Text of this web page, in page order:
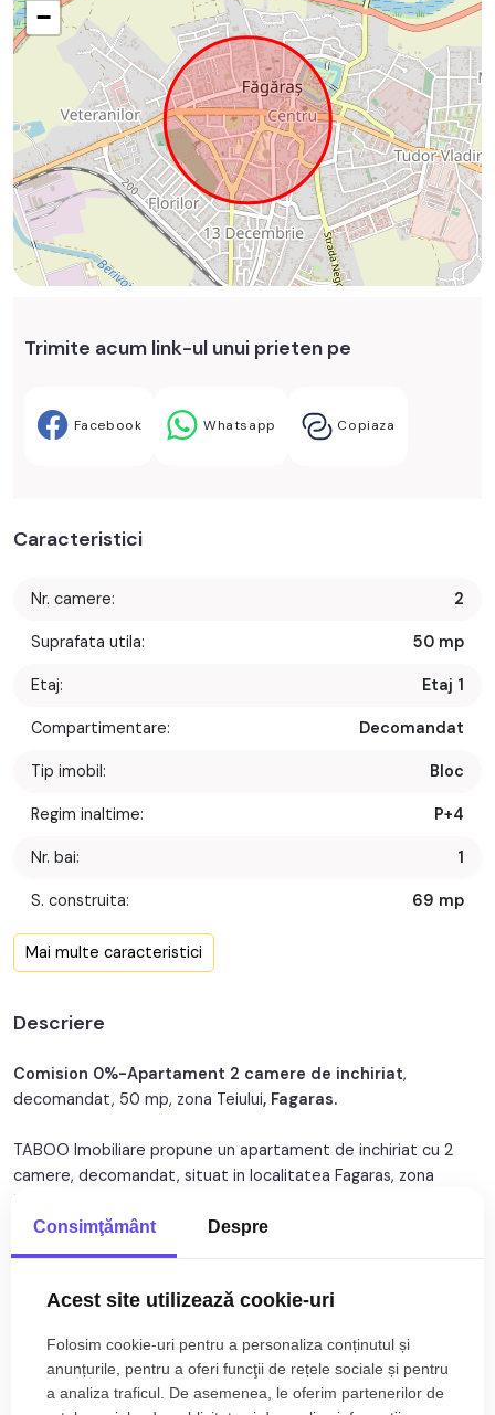
−
Trimite acum link-ul unui prieten pe
Facebook Whatsapp Copiaza
Caracteristici
Nr. camere: 2
Suprafata utila: 50 mp
Etaj: Etaj 1
Compartimentare: Decomandat
Tip imobil: Bloc
Regim inaltime: P+4
Nr. bai: 1
S. construita: 69 mp
Confort:
Nr. balcoane:
An constructie:
Structura: Beton
Mai multe caracteristici
Descriere
Comision 0%-Apartament 2 camere de inchiriat,
decomandat, 50 mp, zona Teiului, Fagaras.
TABOO Imobiliare propune un apartament de inchiriat cu 2
camere, decomandat, situat in localitatea Fagaras, zona
Teiului, aflat la etajul 1 intr -un imobil tip bloc cu regim de
inaltime pe Parter + 4 Etaje;
Anul constructiei 1987, structura beton.
• Hol;
• Bucatarie cu balcon;
• Baie;
Consimţământ Despre
Acest site utilizează cookie-uri
Folosim cookie-uri pentru a personaliza conținutul și
anunțurile, pentru a oferi funcţii de rețele sociale și pentru
a analiza traficul. De asemenea, le oferim partenerilor de